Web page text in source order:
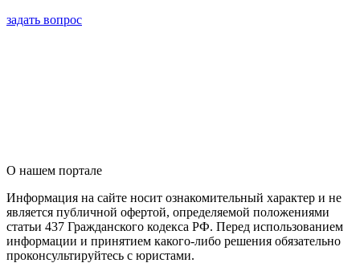
задать вопрос
О нашем портале
Информация на сайте носит ознакомительный характер и не
является публичной офертой, определяемой положениями
статьи 437 Гражданского кодекса РФ. Перед использованием
информации и принятием какого-либо решения обязательно
проконсультируйтесь с юристами.